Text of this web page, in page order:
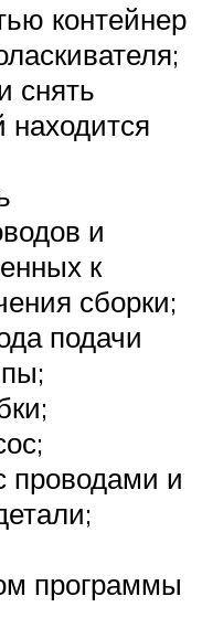
контейнер
снять
находится
и
к
сборки;
подачи
проводами и
программы